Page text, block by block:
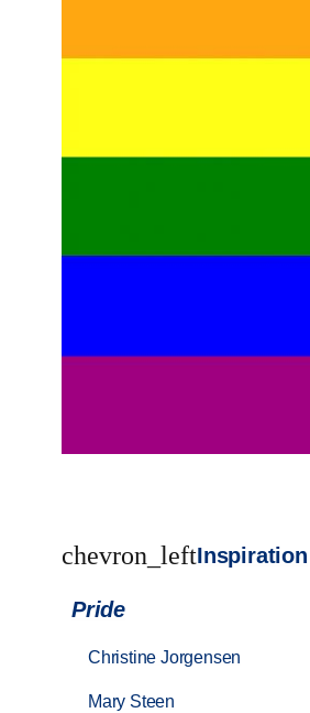
chevron_leftInspiration
Pride
Christine Jorgensen
Mary Steen